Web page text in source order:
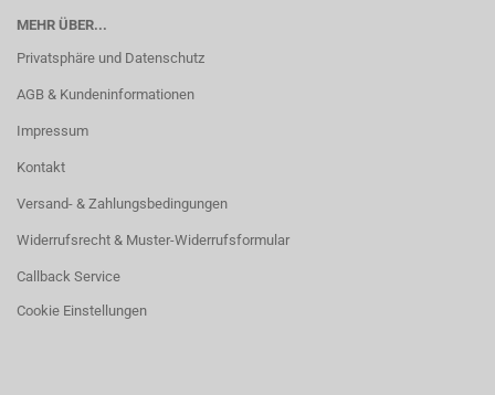
MEHR ÜBER...
Privatsphäre und Datenschutz
AGB & Kundeninformationen
Impressum
Kontakt
Versand- & Zahlungsbedingungen
Widerrufsrecht & Muster-Widerrufsformular
Callback Service
Cookie Einstellungen